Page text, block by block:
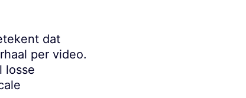
dat
per video.
losse